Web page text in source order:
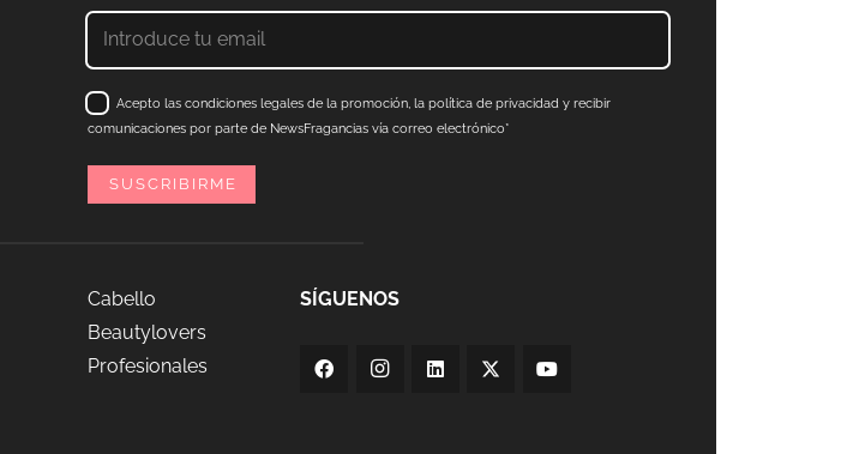
Acepto las condiciones legales de la promoción, la política de privacidad y recibir
comunicaciones por parte de NewsFragancias vía correo electrónico*
Cabello
Beautylovers
Profesionales
SÍGUENOS